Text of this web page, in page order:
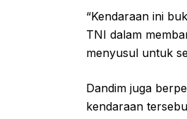
“Kendaraan ini
TNI dalam
menyusul untuk
Dandim juga
kendaraan